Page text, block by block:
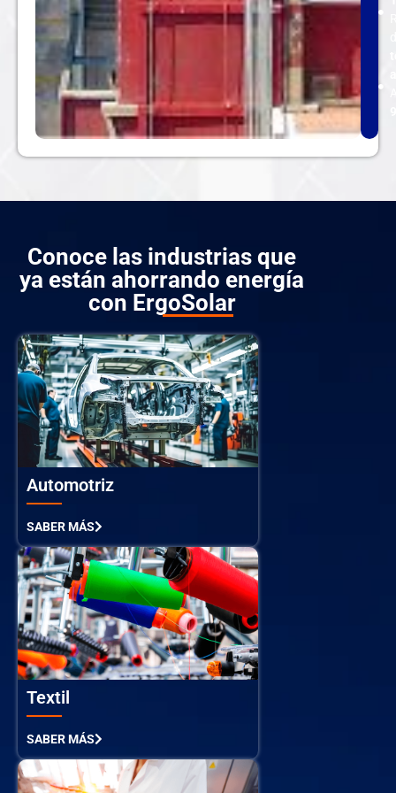
Conoce las industrias que
ya están ahorrando energía
con ErgoSolar
Automotriz
SABER MÁS
Textil
SABER MÁS